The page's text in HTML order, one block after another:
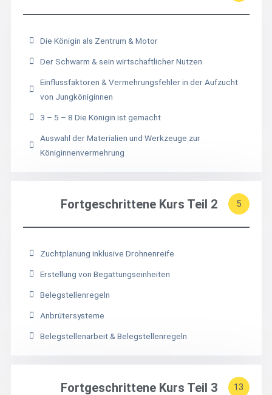
Die Königin als Zentrum & Motor
Der Schwarm & sein wirtschaftlicher Nutzen
Einflussfaktoren & Vermehrungsfehler in der Aufzucht
von Jungköniginnen
3 – 5 – 8 Die Königin ist gemacht
Auswahl der Materialien und Werkzeuge zur
Königinnenvermehrung
Fortgeschrittene Kurs Teil 2 5
Zuchtplanung inklusive Drohnenreife
Erstellung von Begattungseinheiten
Belegstellenregeln
Anbrütersysteme
Belegstellenarbeit & Belegstellenregeln
Fortgeschrittene Kurs Teil 3 13